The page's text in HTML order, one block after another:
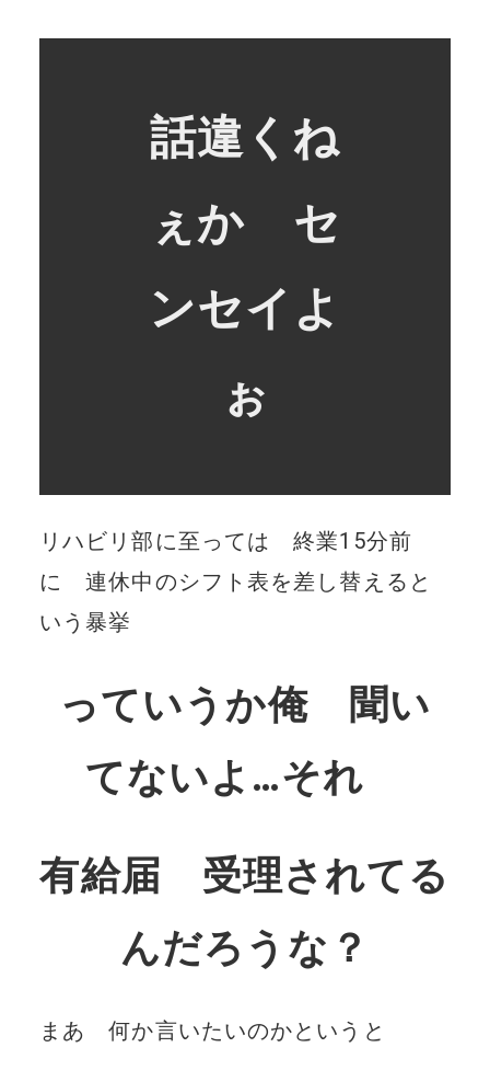
話違くね
ぇか セ
ンセイよ
ぉ
リハビリ部に至っては 終業15分前
に 連休中のシフト表を差し替えると
いう暴挙
っていうか俺 聞い
てないよ…それ
有給届 受理されてる
んだろうな？
まあ 何か言いたいのかというと